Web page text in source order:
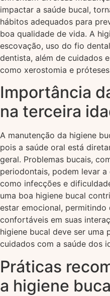
impactar a saúde bucal,
hábitos adequados para
boa qualidade de vida. A
escovação, uso do fio
dentista, além de cuidados
como xerostomia e
Importância
na terceira
A manutenção da higiene
pois a saúde oral está
geral. Problemas bucais,
periodontais, podem levar
como infecções e
uma boa higiene bucal
estar emocional, permitindo
confortáveis em suas
higiene bucal deve ser uma
cuidados com a saúde dos
Práticas
a higiene